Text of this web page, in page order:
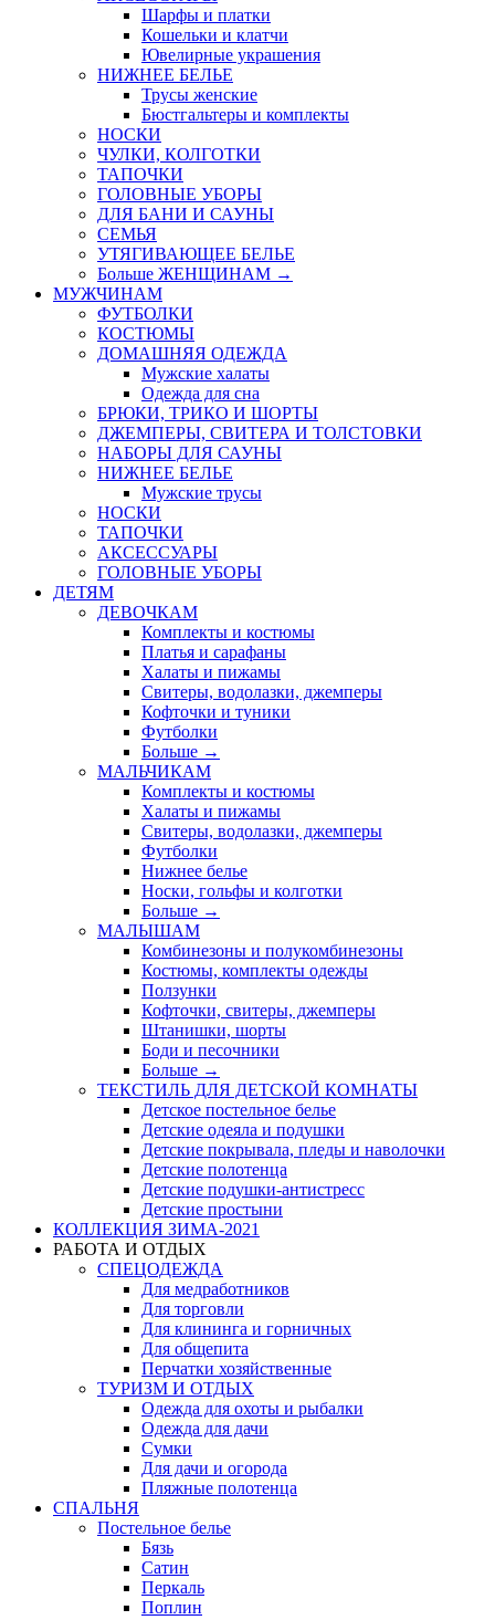
Шарфы и платки
Кошельки и клатчи
Ювелирные украшения
НИЖНЕЕ БЕЛЬЕ
Трусы женские
Бюстгальтеры и комплекты
НОСКИ
ЧУЛКИ, КОЛГОТКИ
ТАПОЧКИ
ГОЛОВНЫЕ УБОРЫ
ДЛЯ БАНИ И САУНЫ
СЕМЬЯ
УТЯГИВАЮЩЕЕ БЕЛЬЕ
Больше ЖЕНЩИНАМ →
МУЖЧИНАМ
ФУТБОЛКИ
КОСТЮМЫ
ДОМАШНЯЯ ОДЕЖДА
Мужские халаты
Одежда для сна
БРЮКИ, ТРИКО И ШОРТЫ
ДЖЕМПЕРЫ, СВИТЕРА И ТОЛСТОВКИ
НАБОРЫ ДЛЯ САУНЫ
НИЖНЕЕ БЕЛЬЕ
Мужские трусы
НОСКИ
ТАПОЧКИ
АКСЕССУАРЫ
ГОЛОВНЫЕ УБОРЫ
ДЕТЯМ
ДЕВОЧКАМ
Комплекты и костюмы
Платья и сарафаны
Халаты и пижамы
Свитеры, водолазки, джемперы
Кофточки и туники
Футболки
Больше →
МАЛЬЧИКАМ
Комплекты и костюмы
Халаты и пижамы
Свитеры, водолазки, джемперы
Футболки
Нижнее белье
Носки, гольфы и колготки
Больше →
МАЛЫШАМ
Комбинезоны и полукомбинезоны
Костюмы, комплекты одежды
Ползунки
Кофточки, свитеры, джемперы
Штанишки, шорты
Боди и песочники
Больше →
ТЕКСТИЛЬ ДЛЯ ДЕТСКОЙ КОМНАТЫ
Детское постельное белье
Детские одеяла и подушки
Детские покрывала, пледы и наволочки
Детские полотенца
Детские подушки-антистресс
Детские простыни
КОЛЛЕКЦИЯ ЗИМА-2021
РАБОТА И ОТДЫХ
СПЕЦОДЕЖДА
Для медработников
Для торговли
Для клининга и горничных
Для общепита
Перчатки хозяйственные
ТУРИЗМ И ОТДЫХ
Одежда для охоты и рыбалки
Одежда для дачи
Сумки
Для дачи и огорода
Пляжные полотенца
СПАЛЬНЯ
Постельное белье
Бязь
Сатин
Перкаль
Поплин